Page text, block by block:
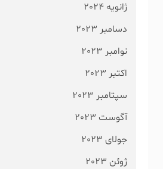
ژانویه 2024
دسامبر 2023
نوامبر 2023
اکتبر 2023
سپتامبر 2023
آگوست 2023
جولای 2023
ژوئن 2023